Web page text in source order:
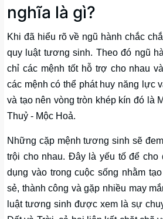
nghĩa là gì?
Khi đã hiểu rõ về ngũ hành chắc
quy luật tương sinh. Theo đó ngũ
chỉ các mệnh tốt hỗ trợ cho nhau
các mệnh có thể phát huy năng lực
và tạo nên vòng tròn khép kín đó là
Thuỷ - Mộc Hoả.
Những cặp mệnh tương sinh sẽ
trội cho nhau. Đây là yếu tố để
dụng vào trong cuộc sống nhằm
sẻ, thành công và gặp nhiều may
luật tương sinh được xem là sự